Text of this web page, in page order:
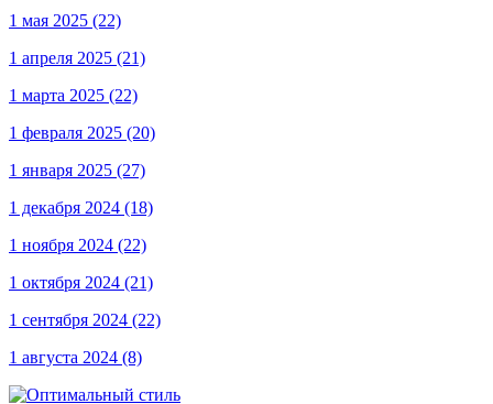
1 мая 2025 (22)
1 апреля 2025 (21)
1 марта 2025 (22)
1 февраля 2025 (20)
1 января 2025 (27)
1 декабря 2024 (18)
1 ноября 2024 (22)
1 октября 2024 (21)
1 сентября 2024 (22)
1 августа 2024 (8)